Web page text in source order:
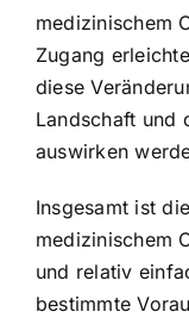
medizinischem
Zugang
diese
Landschaft und
auswirken
Insgesamt ist
medizinischem
und relativ
bestimmte